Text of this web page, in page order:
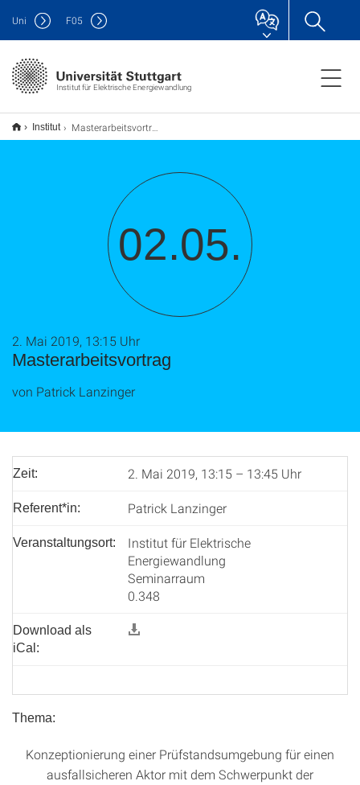
Institut für Elektrische Energiewandlung
Uni F05
Institut Masterarbeitsvortrag
02.05.
Masterarbeitsvortrag
2. Mai 2019, 13:15 Uhr
von Patrick Lanzinger
Zeit: 2. Mai 2019, 13:15 – 13:45 Uhr
Referent*in: Patrick Lanzinger
Veranstaltungsort:
Institut für Elektrische
Energiewandlung
Seminarraum
0.348
Download als
iCal:
Thema:
Konzeptionierung einer Prüfstandsumgebung für einen
ausfallsicheren Aktor mit dem Schwerpunkt der